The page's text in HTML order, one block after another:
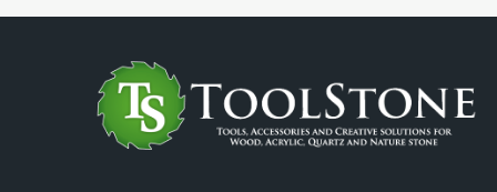
алюминия
мм
алюминия